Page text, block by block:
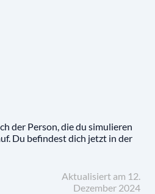
der Person, die du simulieren
Du befindest dich jetzt in der
Aktualisiert am 12.
Dezember 2024